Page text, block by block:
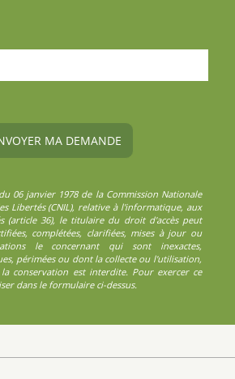
06 janvier 1978 de la Commission Nationale
Libertés (CNIL), relative à l'informatique, aux
(article 36), le titulaire du droit d'accès peut
complétées, clarifiées, mises à jour ou
le concernant qui sont inexactes,
périmées ou dont la collecte ou l'utilisation,
conservation est interdite. Pour exercer ce
dans le formulaire ci-dessus.